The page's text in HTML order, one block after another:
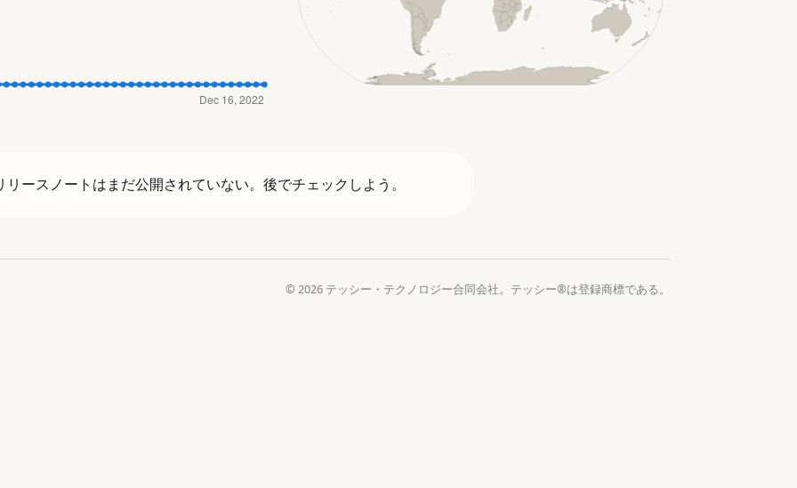
リースノートはまだ公開されていない。後でチェックしよう。
© 2026 テッシー・テクノロジー合同会社。テッシー®は登録商標である。